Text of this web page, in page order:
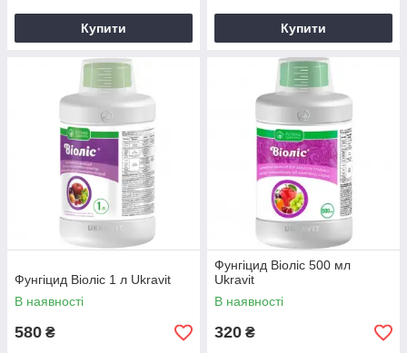
Купити Купити
Фунгіцид Віоліс 1 л Ukravit
В наявності
580 ₴
Фунгіцид Віоліс 500 мл
Ukravit
В наявності
320 ₴